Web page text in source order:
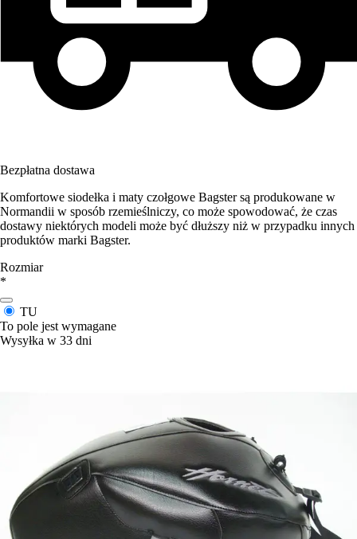
Bezpłatna dostawa
Komfortowe siodełka i maty czołgowe Bagster są produkowane w
Normandii w sposób rzemieślniczy, co może spowodować, że czas
dostawy niektórych modeli może być dłuższy niż w przypadku innych
produktów marki Bagster.
Rozmiar
*
TU
To pole jest wymagane
Wysyłka w 33 dni